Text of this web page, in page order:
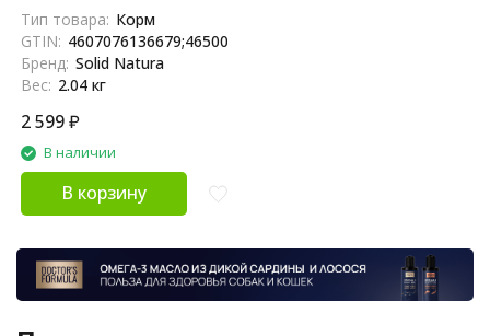
х 6 шт
Тип товара: Корм
GTIN: 4607076136679;4650094049100;14607076136676
Бренд: Solid Natura
Вес: 2.04 кг
2 599₽
В наличии
В корзину